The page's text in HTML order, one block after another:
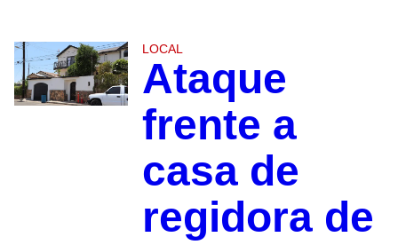
LOCAL
Ataque
frente a
casa de
regidora de